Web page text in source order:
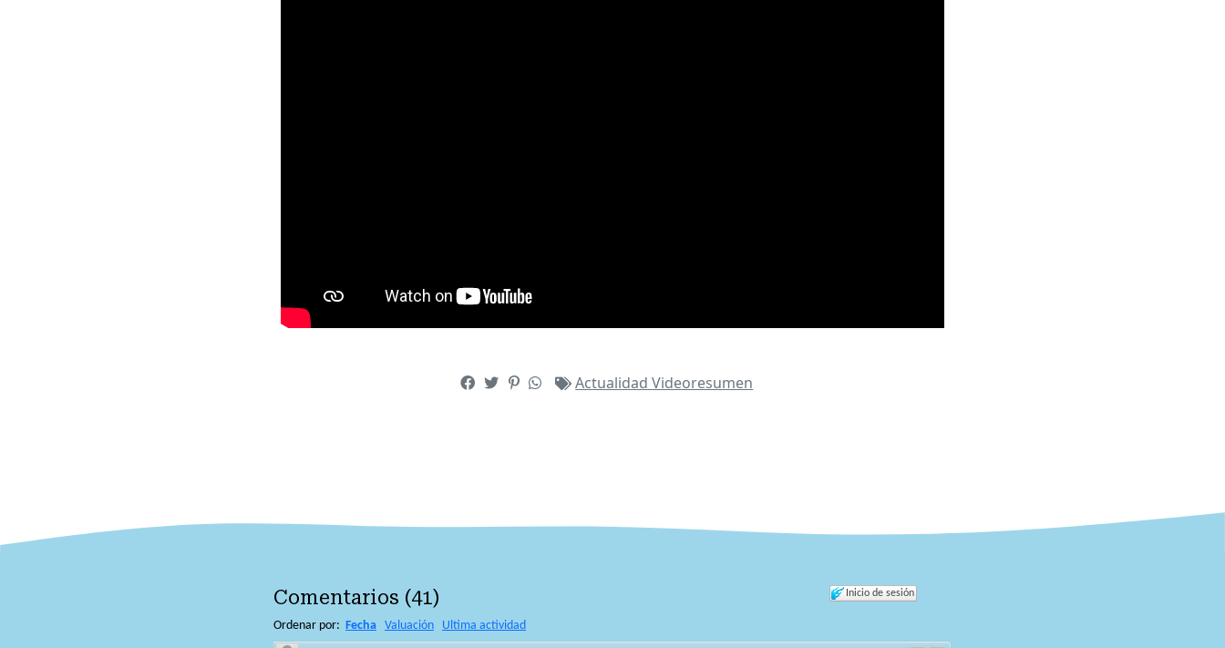
ActualidadVideoresumen
Inicio de sesión
Comentarios (41)
Ordenar por: Fecha Valuación Ultima actividad